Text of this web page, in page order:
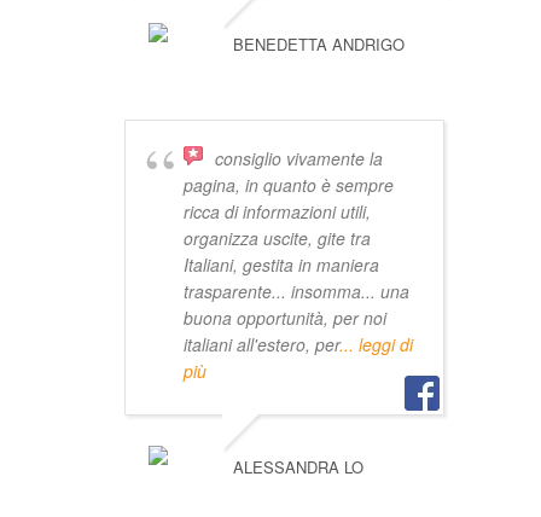
BENEDETTA ANDRIGO
consiglio vivamente la
pagina, in quanto è sempre
ricca di informazioni utili,
organizza uscite, gite tra
Italiani, gestita in maniera
trasparente... insomma... una
buona opportunità, per noi
italiani all'estero, per... leggi di
più
ALESSANDRA LO